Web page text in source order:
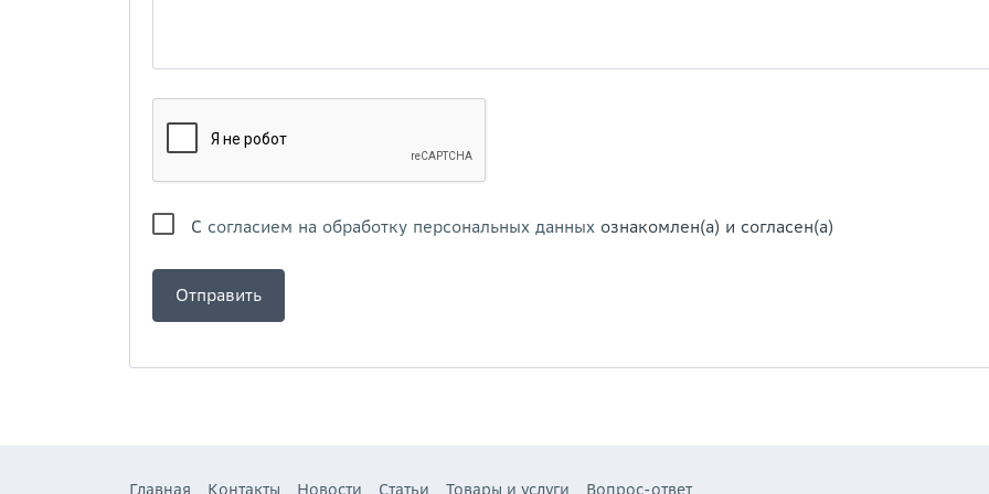
С согласием на обработку персональных данных ознакомлен(а) и согласен(а)
Главная Контакты Новости Статьи Товары и услуги Вопрос-ответ